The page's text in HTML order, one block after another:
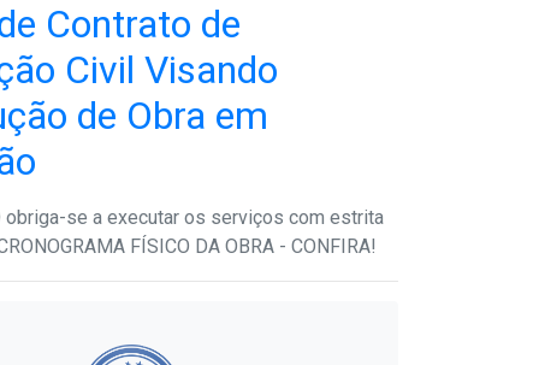
Contrato de
Civil Visando
de Obra em
obriga-se a executar os serviços com estrita
FÍSICO DA OBRA - CONFIRA!